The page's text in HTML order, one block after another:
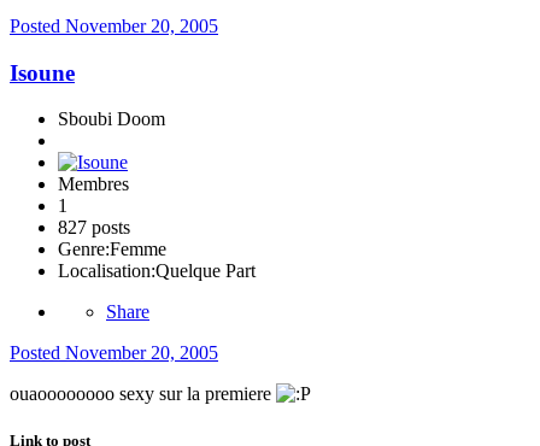
Posted November 20, 2005
Isoune
Sboubi Doom
Membres
1
827 posts
Genre:Femme
Localisation:Quelque Part
Share
Posted November 20, 2005
ouaoooooooo sexy sur la premiere
Link to post